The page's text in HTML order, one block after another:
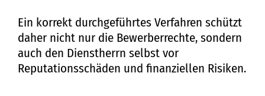
Ein korrekt durchgeführtes Verfahren schützt
daher nicht nur die Bewerberrechte, sondern
auch den Dienstherrn selbst vor
Reputationsschäden und finanziellen Risiken.